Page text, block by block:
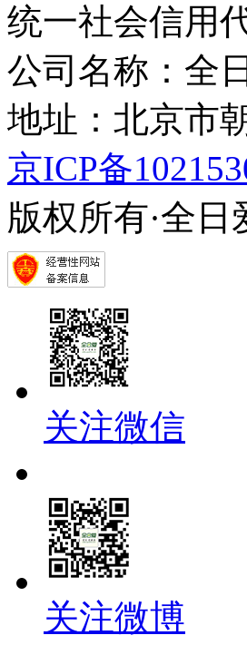
统一社会信用
公司名称：全
地址：北京市
京ICP备
版权所有·全
关注微信
关注微博